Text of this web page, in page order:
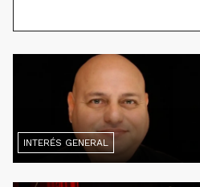
INTERÉS GENERAL